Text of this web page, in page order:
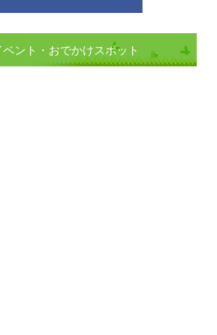
ント・おでかけスポット